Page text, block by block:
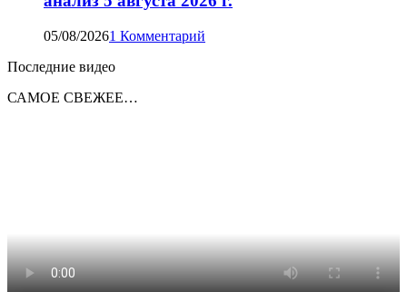
05/08/20261 Комментарий
Последние видео
САМОЕ СВЕЖЕЕ…